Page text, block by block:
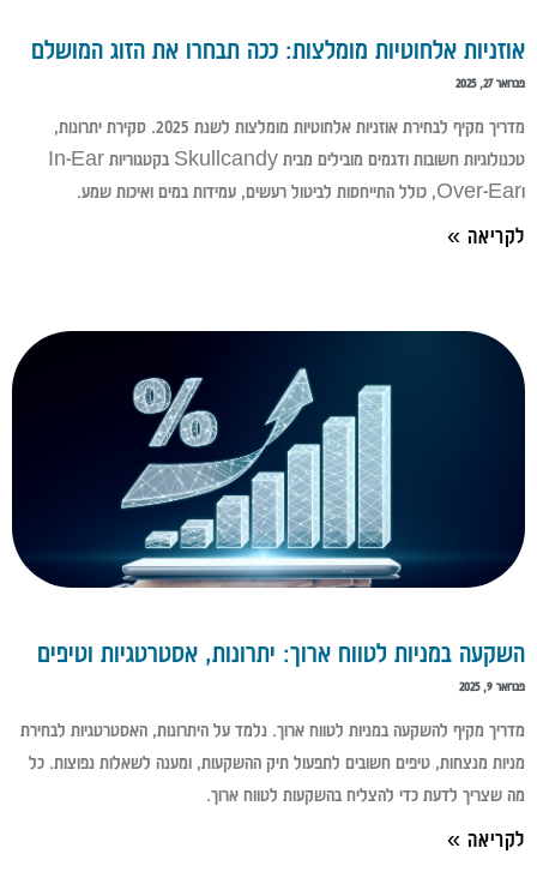
אוזניות אלחוטיות מומלצות: ככה תבחרו את הזוג המושלם
פברואר 27, 2025
מדריך מקיף לבחירת אוזניות אלחוטיות מומלצות לשנת 2025. סקירת יתרונות,
טכנולוגיות חשובות ודגמים מובילים מבית Skullcandy בקטגוריות In-Ear
וOver-Ear, כולל התייחסות לביטול רעשים, עמידות במים ואיכות שמע.
לקריאה »
השקעה במניות לטווח ארוך: יתרונות, אסטרטגיות וטיפים
פברואר 9, 2025
מדריך מקיף להשקעה במניות לטווח ארוך. נלמד על היתרונות, האסטרטגיות לבחירת
מניות מנצחות, טיפים חשובים לתפעול תיק ההשקעות, ומענה לשאלות נפוצות. כל
מה שצריך לדעת כדי להצליח בהשקעות לטווח ארוך.
לקריאה »